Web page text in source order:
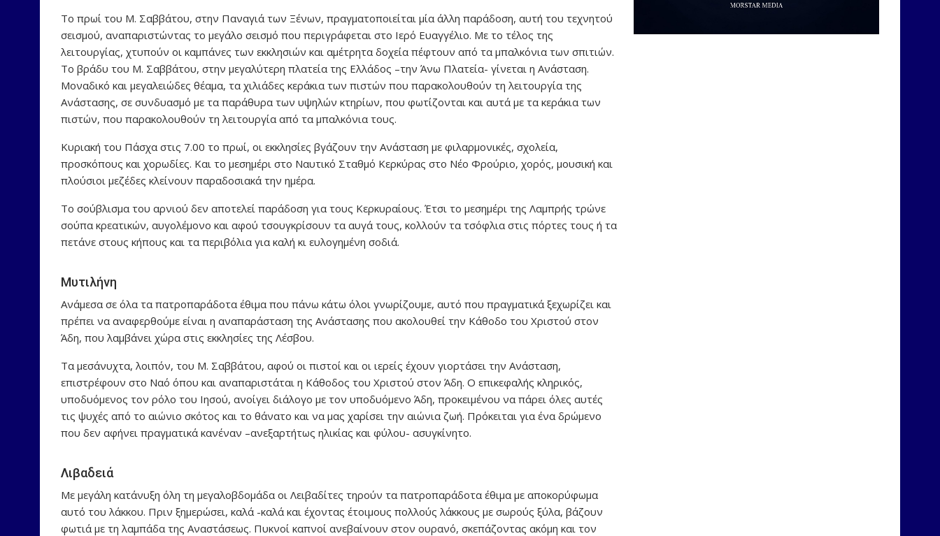
Το πρωί του Μ. Σαββάτου, στην Παναγιά των Ξένων, πραγματοποιείται μία άλλη παράδοση, αυτή του τεχνητού
σεισμού, αναπαριστώντας το μεγάλο σεισμό που περιγράφεται στο Ιερό Ευαγγέλιο. Με το τέλος της
λειτουργίας, χτυπούν οι καμπάνες των εκκλησιών και αμέτρητα δοχεία πέφτουν από τα μπαλκόνια των σπιτιών.
Το βράδυ του Μ. Σαββάτου, στην μεγαλύτερη πλατεία της Ελλάδος –την Άνω Πλατεία- γίνεται η Ανάσταση.
Μοναδικό και μεγαλειώδες θέαμα, τα χιλιάδες κεράκια των πιστών που παρακολουθούν τη λειτουργία της
Ανάστασης, σε συνδυασμό με τα παράθυρα των υψηλών κτηρίων, που φωτίζονται και αυτά με τα κεράκια των
πιστών, που παρακολουθούν τη λειτουργία από τα μπαλκόνια τους.
Κυριακή του Πάσχα στις 7.00 το πρωί, οι εκκλησίες βγάζουν την Ανάσταση με φιλαρμονικές, σχολεία,
προσκόπους και χορωδίες. Και το μεσημέρι στο Ναυτικό Σταθμό Κερκύρας στο Νέο Φρούριο, χορός, μουσική και
πλούσιοι μεζέδες κλείνουν παραδοσιακά την ημέρα.
Το σούβλισμα του αρνιού δεν αποτελεί παράδοση για τους Κερκυραίους. Έτσι το μεσημέρι της Λαμπρής τρώνε
σούπα κρεατικών, αυγολέμονο και αφού τσουγκρίσουν τα αυγά τους, κολλούν τα τσόφλια στις πόρτες τους ή τα
πετάνε στους κήπους και τα περιβόλια για καλή κι ευλογημένη σοδιά.
Μυτιλήνη
Ανάμεσα σε όλα τα πατροπαράδοτα έθιμα που πάνω κάτω όλοι γνωρίζουμε, αυτό που πραγματικά ξεχωρίζει και
πρέπει να αναφερθούμε είναι η αναπαράσταση της Ανάστασης που ακολουθεί την Κάθοδο του Χριστού στον
Άδη, που λαμβάνει χώρα στις εκκλησίες της Λέσβου.
Τα μεσάνυχτα, λοιπόν, του Μ. Σαββάτου, αφού οι πιστοί και οι ιερείς έχουν γιορτάσει την Ανάσταση,
επιστρέφουν στο Ναό όπου και αναπαριστάται η Κάθοδος του Χριστού στον Άδη. Ο επικεφαλής κληρικός,
υποδυόμενος τον ρόλο του Ιησού, ανοίγει διάλογο με τον υποδυόμενο Άδη, προκειμένου να πάρει όλες αυτές
τις ψυχές από το αιώνιο σκότος και το θάνατο και να μας χαρίσει την αιώνια ζωή. Πρόκειται για ένα δρώμενο
που δεν αφήνει πραγματικά κανέναν –ανεξαρτήτως ηλικίας και φύλου- ασυγκίνητο.
Λιβαδειά
Με μεγάλη κατάνυξη όλη τη μεγαλοβδομάδα οι Λειβαδίτες τηρούν τα πατροπαράδοτα έθιμα με αποκορύφωμα
αυτό του λάκκου. Πριν ξημερώσει, καλά -καλά και έχοντας έτοιμους πολλούς λάκκους με σωρούς ξύλα, βάζουν
φωτιά με τη λαμπάδα της Αναστάσεως. Πυκνοί καπνοί ανεβαίνουν στον ουρανό, σκεπάζοντας ακόμη και τον